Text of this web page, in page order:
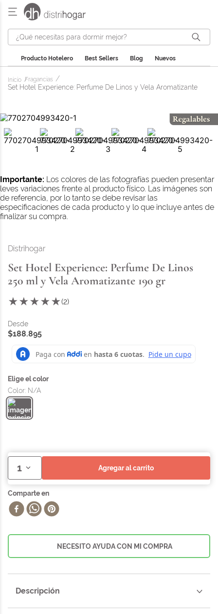
¿Qué necesitas para dormir mejor?
Producto Hotelero Best Sellers Blog Nuevos
Fragancias
Set Hotel Experience: Perfume De Linos y Vela Aromatizante
Importante: Los colores de las fotografías pueden presentar
leves variaciones frente al producto físico. Las imágenes son
de referencia, por lo tanto se debe revisar las
especificaciones de cada producto y lo que incluye antes de
finalizar su compra.
Distrihogar
Set Hotel Experience: Perfume De Linos
250 ml y Vela Aromatizante 190 gr
★★★★★(2)
$188.895
Color: N/A
1 agregar al carrito
NECESITO AYUDA CON MI COMPRA
Descripción